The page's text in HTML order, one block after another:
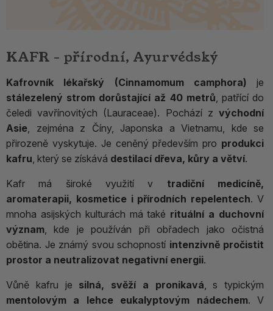
KAFR - přírodní, Ayurvédský
Kafrovník lékařský (Cinnamomum camphora) je
stálezelený strom dorůstající až 40 metrů, patřící do
čeledi vavřínovitých (Lauraceae). Pochází z východní
Asie, zejména z Číny, Japonska a Vietnamu, kde se
přirozeně vyskytuje. Je ceněný především pro produkci
kafru, který se získává destilací dřeva, kůry a větví.
Kafr má široké využití v tradiční medicíně,
aromaterapii, kosmetice i přírodních repelentech. V
mnoha asijských kulturách má také rituální a duchovní
význam, kde je používán při obřadech jako očistná
obětina. Je známý svou schopností intenzivně pročistit
prostor a neutralizovat negativní energii.
Vůně kafru je silná, svěží a pronikavá, s typickým
mentolovým a lehce eukalyptovým nádechem. V